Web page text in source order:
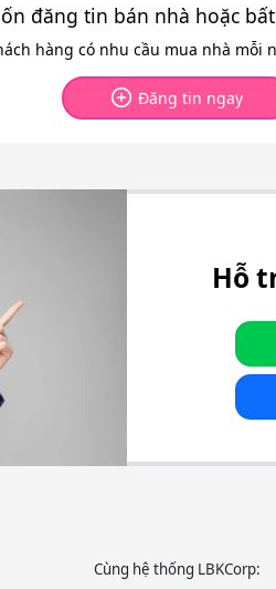
đăng tin bán nhà hoặc
hàng có nhu cầu mua nhà mỗi
Đăng tin ngay
Hỗ
Cùng hệ thống LBKCorp: